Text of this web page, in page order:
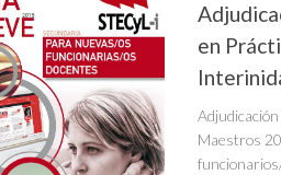
en
Maestros